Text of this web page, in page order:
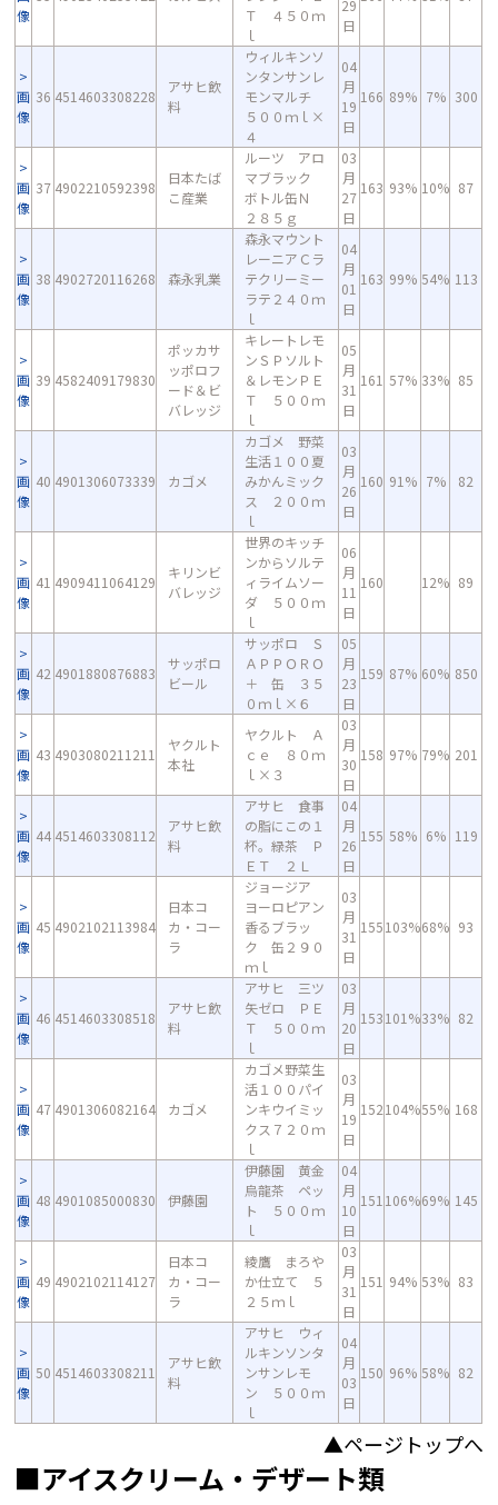
像
Ｔ ４５０ｍ
ｌ
29
日
画
像
36 4514603308228
アサヒ飲
料
ウィルキンソ
ンタンサンレ
モンマルチ
５００ｍｌ×
４
04
月
19
日
166 89% 7% 300
画
像
37 4902210592398
日本たば
こ産業
ルーツ アロ
マブラック
ボトル缶Ｎ
２８５ｇ
03
月
27
日
163 93% 10% 87
画
像
38 4902720116268 森永乳業
森永マウント
レーニアＣラ
テクリーミー
ラテ２４０ｍ
ｌ
04
月
01
日
163 99% 54% 113
画
像
39 4582409179830
ポッカサ
ッポロフ
ード＆ビ
バレッジ
キレートレモ
ンＳＰソルト
＆レモンＰＥ
Ｔ ５００ｍ
ｌ
05
月
31
日
161 57% 33% 85
画
像
40 4901306073339 カゴメ
カゴメ 野菜
生活１００夏
みかんミック
ス ２００ｍ
ｌ
03
月
26
日
160 91% 7% 82
画
像
41 4909411064129
キリンビ
バレッジ
世界のキッチ
ンからソルテ
ィライムソー
ダ ５００ｍ
ｌ
06
月
11
日
160 12% 89
画
像
42 4901880876883
サッポロ
ビール
サッポロ Ｓ
ＡＰＰＯＲＯ
＋ 缶 ３５
０ｍｌ×６
05
月
23
日
159 87% 60% 850
画
像
43 4903080211211
ヤクルト
本社
ヤクルト Ａ
ｃｅ ８０ｍ
ｌ×３
03
月
30
日
158 97% 79% 201
画
像
44 4514603308112
アサヒ飲
料
アサヒ 食事
の脂にこの１
杯。緑茶 Ｐ
ＥＴ ２Ｌ
04
月
26
日
155 58% 6% 119
画
像
45 4902102113984
日本コ
カ・コー
ラ
ジョージア
ヨーロピアン
香るブラッ
ク 缶２９０
ｍｌ
03
月
31
日
155103%68% 93
画
像
46 4514603308518
アサヒ飲
料
アサヒ 三ツ
矢ゼロ ＰＥ
Ｔ ５００ｍ
ｌ
03
月
20
日
153101%33% 82
画
像
47 4901306082164 カゴメ
カゴメ野菜生
活１００パイ
ンキウイミッ
クス７２０ｍ
ｌ
03
月
19
日
152104%55% 168
画
像
48 4901085000830 伊藤園
伊藤園 黄金
烏龍茶 ペッ
ト ５００ｍ
ｌ
04
月
10
日
151 106%69% 145
画
像
49 4902102114127
日本コ
カ・コー
ラ
綾鷹 まろや
か仕立て ５
２５ｍｌ
03
月
31
日
151 94% 53% 83
画
像
50 4514603308211
アサヒ飲
料
アサヒ ウィ
ルキンソンタ
ンサンレモ
ン ５００ｍ
ｌ
04
月
03
日
150 96% 58% 82
▲ページトップへ
■アイスクリーム・デザート類